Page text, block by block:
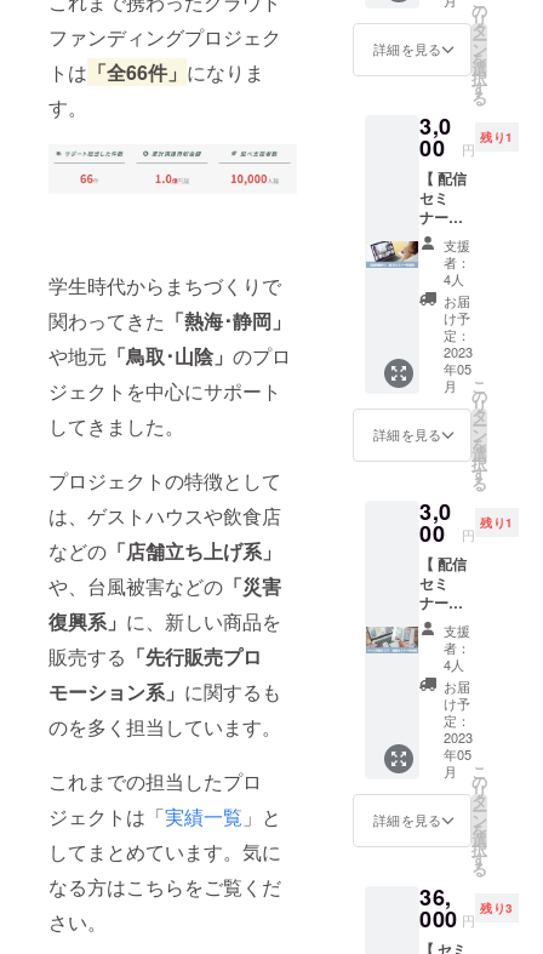
ファンディングプロジェク
トは 「全66件」 になりま
す。
学生時代からまちづくりで
関わってきた 「熱海･静岡」
や地元 「鳥取･山陰」 のプロ
ジェクトを中心にサポート
してきました。
プロジェクトの特徴として
は、ゲストハウスや飲食店
などの 「店舗立ち上げ系」
や、台風被害などの 「災害
復興系」 に、新しい商品を
販売する 「先行販売プロ
モーション系」 に関するも
のを多く担当しています。
これまでの担当したプロ
ジェクトは「実績一覧 」と
してまとめています。気に
なる方はこちらをご覧くだ
さい。
るさん
したプ
ロジェ
→
https://
camp-
fire.jp/p
rojects/
view/55
2205
りには
定評が
ある。
OnlineS
hop：
https://
switch-
me.net/
読みも
の：
https://
www.s
witchm
e.jp/ ※
送料込
みの金
額と
なって
おりま
す ※
させて
いただ
きます
※
SWITC
Hmeの
挑戦し
たプロ
ジェク
トはこ
ちら →
https://
camp-
fire.jp/p
rojects/
view/54
4472
きます
※ 本写
真集の
制作費
を集め
ジェク
トはこ
ちら →
https://
camp-
fire.jp/p
rojects/
view/57
5717
1
Google
Map：
https://
maps/E
nDn8tP
6F3g3R
Ps47
Twitter
：
https://t
witter.c
om/6ge
n_cotto
Instagr
am：
https://
www.in
stagra
m.com/
rokuge
n_to_c
送料込
みの金
額と
なって
おりま
す ※ 六
弦と
コット
ンから
配送さ
せてい
ただき
ます ※
賞味期
限：配
送商品
に記載
挑戦し
たプロ
ジェク
却の際
も、カ
ギを店
舗で借
みつの
本屋に
入場し
てくだ
さい
（チ
ケット
の再購
入不
要） ・
本を持
ち帰り
たい場
合は購
入可能
です ・
返却ま
たは購
入が済
カギは
借りた
店舗に
お返し
くださ
い ※ カ
ギ貸出
店舗は
公式
Instagr
amを参
照くだ
さい →
https://
www.in
stagra
m.com/
p/CrX0
0iSyeo
みつの
本屋 〉
Twitter
わせ・
い・山
の息吹
専用に
栽培し
た早生
品種茶
をブレ
ンド ・
製法：
浅蒸し
・茶
量：
80g×2
袋 ・産
地：静
岡県両
河内
「豊好
園」 ・
箱サイ
ズ：
H255×T
30mm
・賞味
期限：
12ヶ月
（未開
封） 〈
豊好園
〉 HP：
https://
houkou
en.org/
Instagr
am：
https://
www.in
stagra
m.com/j
apanes
oukoue
n/ ※ 送
料込み
の金額
m.com/
acafe/ ※
送料込
なって
おりま
す ※
COCCA
RACAF
Eから配
送させ
ていた
だきま
す ※ 賞
味期
限：製
造から1
年ほど
（配送
記載）
※
COCCA
RACAF
Eの挑戦
したプ
ロジェ
クトは
こちら
→
https://
camp-
fire.jp/p
rojects/
view/52
4463
「99.8
配合！
さら
発が期
待でき
る乳酸
菌乳酸
菌生産
物質
【KI-
01】を
プラス
してい
ます。
この2つ
の主要
成分が
それぞ
度から
肌にア
美容液
です。
〈 内容
〉 ・ク
リアス
キン
エッセ
ンス
50ml 2
本セッ
ト（ボ
トル&パ
ウチ）
・お礼
のメッ
〈
tamots
SKIN
CARE
〉 EC：
https://
ター
ター
セッ
セージ
〈 ス
ター
ター
セット
〉 ・ス
タン
ダードT
シャツ
（1枚）
・コッ
トン
トート
バッグ
（1個）
モタン
ブラー
（1個）
テッ
カー（1
枚） 〈
スタン
ダードT
シャツ
〉 ・カ
ラー：
ホワイ
ト / アッ
シュ / ベ
ビーピ
ンク ・
サイ
ズ：S /
XL（詳
細: 添付
素材：
綿100％
（アッ
おナイ
トAg」
をお届
わおナ
イトAg
》を販
売プロ
モー
ション
するプ
ロジェ
クトを
お手伝
いさせ
ていた
だきま
した。
詳しく
は下記
のサイ
https://
camp-
fire.jp/p
rojects/
view/63
8703 〈
内容 〉
・洗え
る抗菌
快眠枕
「にわ
おナイ
トAg」
（1個）
・お礼
セージ
〈 製品
ズ：幅
約
550mm
クラウ
ドファ
ンディ
ングに
挑戦し
のため
の「配
信セミ
ナー」
に参加
できる
リター
ンで
す。 少
人数で
の開催
になり
ますの
で詳し
く質問
をする
ことも
なりま
す！ こ
の配信
セミ
ナーで
は「ク
ラウド
ファン
ディン
グ基礎
講座」
をテー
マに実
施しま
す。 超
基本的
な説明
めに
知って
おくべ
詳細を見る
の
リ
タ
ー
ン
を
選
択
す
る
3,0
00 円
残り1
【 配信
セミ
ナー参
加券 】\\
店舗開
業した
い人向
け // こ
れから
クラウ
ドファ
ンディ
ングに
挑戦し
たい人
のため
信セミ
ナー」
に参加
できる
リター
ンで
す。 少
人数で
の開催
になり
ますの
で詳し
く質問
をする
ことも
可能な
セミ
の配信
セミ
ナーで
支援
者：
4人
お届
け予
定：
2023
年05
月
詳細を見る
こ
の
リ
タ
ー
ン
を
選
択
す
る
3,0
00 円
残り1
【 配信
セミ
ナー参
加券 】\\
募集
ページ
作成の
コツ //
これか
らクラ
ウド
ファン
ディン
グに挑
戦した
い人の
「配信
セミ
ナー」
支援
者：
4人
お届
け予
定：
2023
年05
月
詳細を見る
こ
の
リ
タ
ー
ン
を
選
択
す
る
36,
000 円
残り3
【 セミ